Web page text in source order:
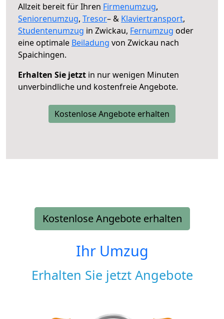
Allzeit bereit für Ihren Firmenumzug,
Seniorenumzug, Tresor– & Klaviertransport,
Studentenumzug in Zwickau, Fernumzug oder
eine optimale Beiladung von Zwickau nach
Spaichingen.
Erhalten Sie jetzt in nur wenigen Minuten
unverbindliche und kostenfreie Angebote.
Kostenlose Angebote erhalten
Kostenlose Angebote erhalten
Ihr Umzug
Erhalten Sie jetzt Angebote